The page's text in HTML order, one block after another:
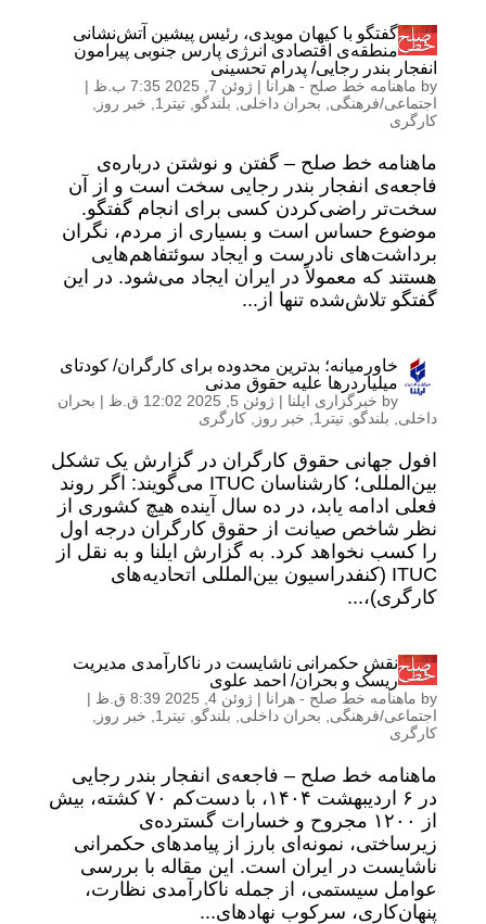
گفتگو با کیهان مویدی، رئیس پیشین آتش‌نشانی
منطقه‌ی اقتصادی انرژی پارس جنوبی پیرامون
انفجار بندر رجایی/ پدرام تحسینی
by ماهنامه خط صلح - هرانا | ژوئن 7, 2025 7:35 ب.ظ
|
اجتماعی/فرهنگی
بحران داخلی بلندگو تیتر1 خبر روز
کارگری
ماهنامه خط صلح – گفتن و نوشتن درباره‌ی
فاجعه‌ی انفجار بندر رجایی سخت است و از آن
سخت‌تر راضی‌کردن کسی برای انجام گفتگو.
موضوع حساس است و بسیاری از مردم، نگران
برداشت‌های نادرست و ایجاد سوئتفاهم‌هایی
هستند که معمولاً در ایران ایجاد می‌شود. در این
گفتگو تلاش‌شده تنها از...
خاورمیانه؛ بدترین محدوده برای کارگران/ کودتای
میلیاردرها علیه حقوق مدنی
by خبرگزاری ایلنا | ژوئن 5, 2025 12:02 ق.ظ | بحران
داخلی
بلندگو تیتر1 خبر روز کارگری
افول جهانی حقوق کارگران در گزارش یک تشکل
بین‌المللی؛ کارشناسان ITUC می‌گویند: اگر روند
فعلی ادامه یابد، در ده سال آینده هیچ کشوری از
نظر شاخص صیانت از حقوق کارگران درجه اول
را کسب نخواهد کرد. به گزارش ایلنا و به نقل از
ITUC (کنفدراسیون بین‌المللی اتحادیه‌های
کارگری)،...
نقش حکمرانی ناشایست در ناکارآمدی مدیریت
ریسک و بحران/ احمد علوی
by ماهنامه خط صلح - هرانا | ژوئن 4, 2025 8:39 ق.ظ
|
اجتماعی/فرهنگی
بحران داخلی بلندگو تیتر1 خبر روز
کارگری
ماهنامه خط صلح – فاجعه‌ی انفجار بندر رجایی
در ۶ اردیبهشت ۱۴۰۴، با دست‌کم ۷۰ کشته، بیش
از ۱۲۰۰ مجروح و خسارات گسترده‌ی
زیرساختی، نمونه‌ای بارز از پیامدهای حکمرانی
ناشایست در ایران است. این مقاله با بررسی
عوامل سیستمی، از جمله ناکارآمدی نظارت،
پنهان‌کاری، سرکوب نهادهای...